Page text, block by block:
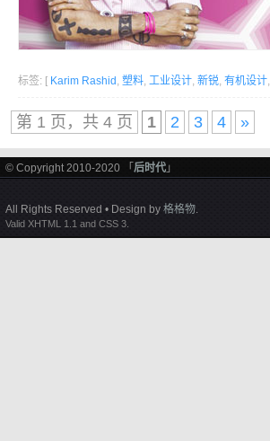
标签: [ Karim Rashid , 塑料, 工业设计, 新锐, 有机设计,
第 1 页，共 4 页 1 2 3 4 »
© Copyright 2010-2020 「 后时代 」
All Rights Reserved • Design by 格格物.
Valid XHTML 1.1 and CSS 3.